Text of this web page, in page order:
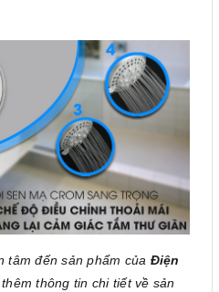
tâm đến sản phẩm của Điện
thông tin chi tiết về sản